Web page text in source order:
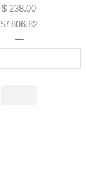
$ 238.00
S/ 806.82